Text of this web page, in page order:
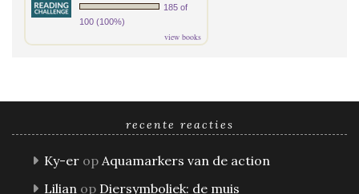
185 of
100 (100%)
view books
recente reacties
Ky-er op Aquamarkers van de action
Lilian op Diersymboliek: de muis